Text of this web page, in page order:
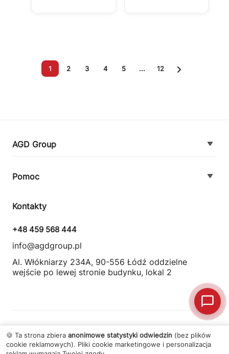
1 2 3 4 5 ... 12
AGD Group
Kontakt
Pomoc
Zamówienie i płatność
Zasady dostawy urządzeń
Regulamin usług serwisowych
Wymiana i zwrot towaru
Kontakty
+48 459 568 444
info@agdgroup.pl
Al. Włókniarzy 234A, 90-556 Łódź oddzielne
wejście po lewej stronie budynku, lokal 2
© 2026 Wszelkie prawa zastrzeżone AGD Group.
🍪 Ta strona zbiera anonimowe statystyki odwiedzin (bez plików
cookie reklamowych). Pliki cookie marketingowe i personalizacja